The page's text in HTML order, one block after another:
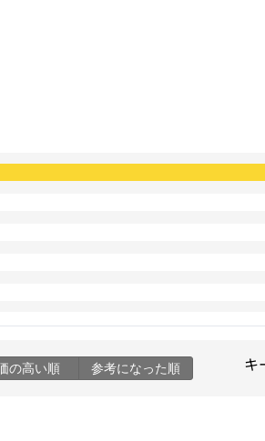
の高い順 参考になった順 キ